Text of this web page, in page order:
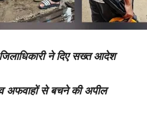
ने दिए सख्त आदेश
अफवाहों से बचने की अपील